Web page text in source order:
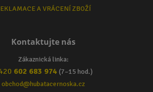
A VRÁCENÍ ZBOŽÍ
Kontaktujte nás
Zákaznická linka:
602 683 974 (7–15 hod.)
obchod@hubatacernoska.cz